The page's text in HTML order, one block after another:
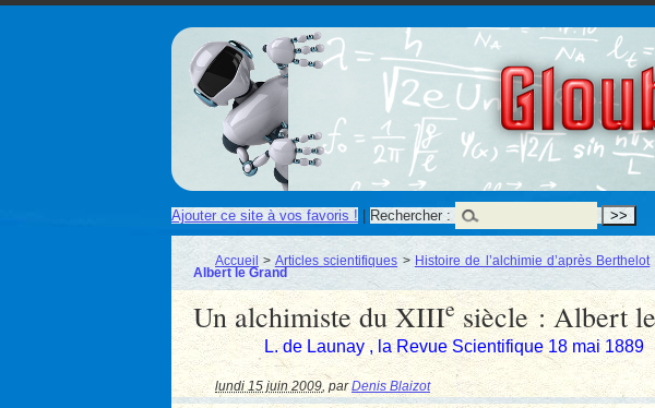
Ajouter ce site à vos favoris ! | Rechercher :
Accueil > Articles scientifiques > Histoire de l’alchimie d’après Berthelot
Albert le Grand
Un alchimiste du XIIIesiècle : Albert
L. de Launay , la Revue Scientifique 18 mai 1889
lundi 15 juin 2009 parDenis Blaizot